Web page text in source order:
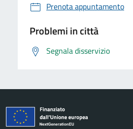
Prenota appuntamento
Problemi in città
Segnala disservizio